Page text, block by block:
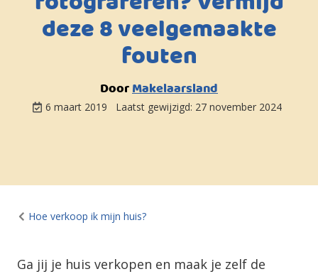
deze 8 veelgemaakte
fouten
DoorMakelaarsland
6 maart 2019 Laatst gewijzigd: 27 november 2024
Hoe verkoop ik mijn huis?
Ga jij je huis verkopen en maak je zelf de